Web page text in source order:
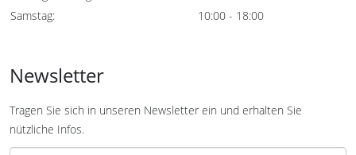
Samstag:
10:00 - 18:00
Newsletter
Tragen Sie sich in unseren Newsletter ein und erhalten Sie
nützliche Infos.